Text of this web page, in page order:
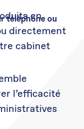
téléphone ou
en
directement
cabinet
l’efficacité